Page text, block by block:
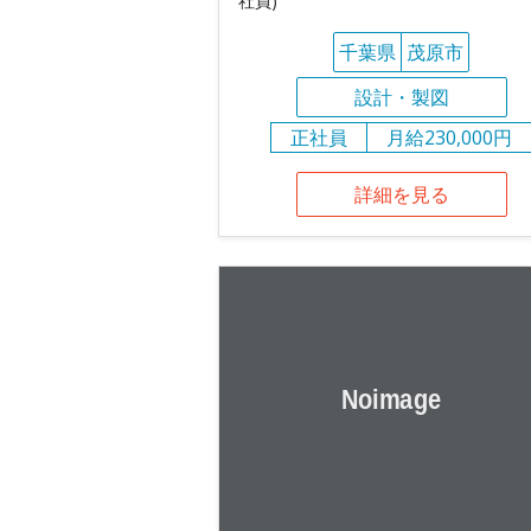
千葉県 茂原市
設計・製図
正社員
月給230,000円
詳細を見る